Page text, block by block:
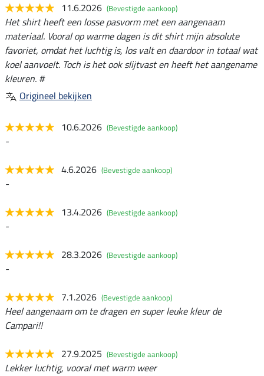
11.6.2026 (Bevestigde aankoop)
Het shirt heeft een losse pasvorm met een aangenaam
materiaal. Vooral op warme dagen is dit shirt mijn absolute
favoriet, omdat het luchtig is, los valt en daardoor in totaal wat
koel aanvoelt. Toch is het ook slijtvast en heeft het aangename
kleuren. #
Origineel bekijken
10.6.2026 (Bevestigde aankoop)
-
4.6.2026 (Bevestigde aankoop)
-
13.4.2026 (Bevestigde aankoop)
-
28.3.2026 (Bevestigde aankoop)
-
7.1.2026 (Bevestigde aankoop)
Heel aangenaam om te dragen en super leuke kleur de
Campari!!
27.9.2025 (Bevestigde aankoop)
Lekker luchtig, vooral met warm weer